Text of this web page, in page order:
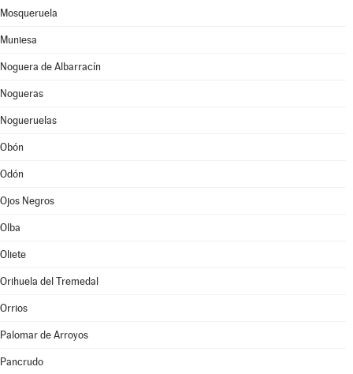
Mosqueruela
Muniesa
Noguera de Albarracín
Nogueras
Nogueruelas
Obón
Odón
Ojos Negros
Olba
Oliete
Orihuela del Tremedal
Orrios
Palomar de Arroyos
Pancrudo